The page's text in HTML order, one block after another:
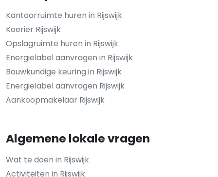
Kantoorruimte huren in Rijswijk
Koerier Rijswijk
Opslagruimte huren in Rijswijk
Energielabel aanvragen in Rijswijk
Bouwkundige keuring in Rijswijk
Energielabel aanvragen Rijswijk
Aankoopmakelaar Rijswijk
Algemene lokale vragen
Wat te doen in Rijswijk
Activiteiten in Rijswijk